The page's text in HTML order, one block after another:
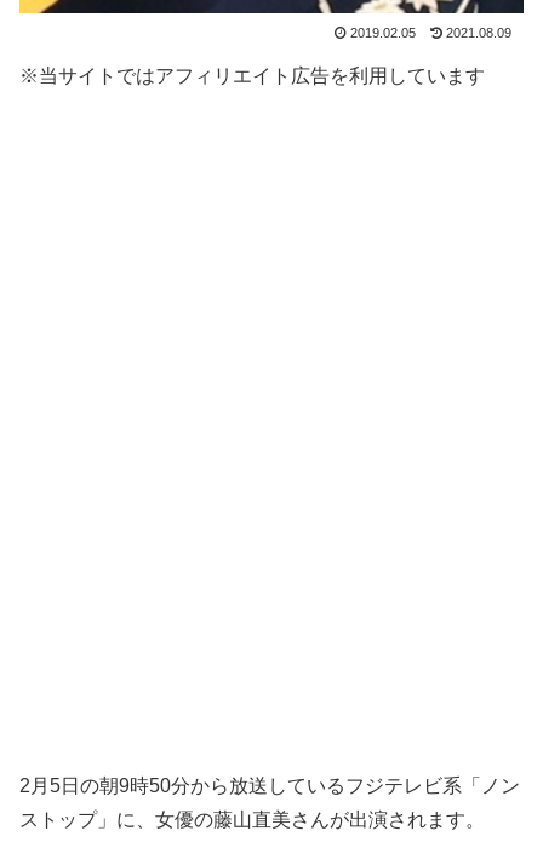
2019.02.05 2021.08.09
※当サイトではアフィリエイト広告を利用しています
2月5日の朝9時50分から放送しているフジテレビ系「ノン
ストップ」に、女優の藤山直美さんが出演されます。